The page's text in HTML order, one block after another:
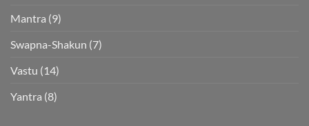
Mantra (9)
Swapna-Shakun (7)
Vastu (14)
Yantra (8)